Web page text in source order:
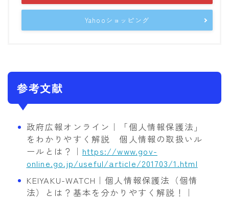
Yahooショッピング
参考文献
政府広報オンライン｜「個人情報保護法」
をわかりやすく解説 個人情報の取扱いル
ールとは？｜ https://www.gov-
online.go.jp/useful/article/201703/1.html
KEIYAKU-WATCH｜個人情報保護法（個情
法）とは？基本を分かりやすく解説！｜